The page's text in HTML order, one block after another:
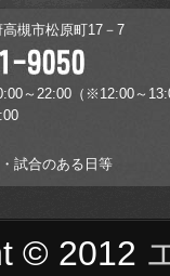
槻市松原町17－7
～22:00（※12:00～
試合のある日等
© 2012